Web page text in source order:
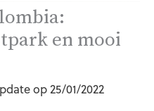
en mooi
op 25/01/2022